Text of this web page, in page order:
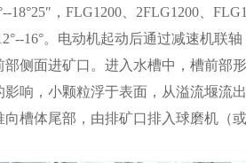
，FLG1200、2FLG1200、FLG1
16°。电动机起动后通过减速机联轴
侧面进矿口。进入水槽中，槽前部形
响，小颗粒浮于表面，从溢流堰流出
槽体尾部，由排矿口排入球磨机（或